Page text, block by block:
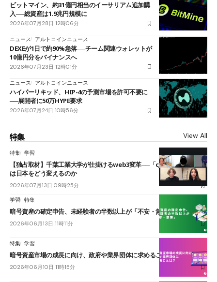
ビットマイン、約31億円相当のイーサリアム追加購
入──総資産は1.9兆円規模に
2026年07月28日 12時06分
ニュース アルトコインニュース
DEXEが1日で約90%急落──チーム関連ウォレットが
10億円分をバイナンスへ
2026年07月23日 12時01分
ニュース アルトコインニュース
ハイパーリキッド、HIP-4の予測市場を許可不要に
──展開者に50万HYPE要求
2026年07月24日 10時56分
特集 View All
特集 学習
【独占取材】千葉工業大学が仕掛けるweb3変革──「cJPY」とAIの融合
は日本をどう変えるのか
2026年07月13日 09時25分
学習 特集
暗号資産の確定申告、未経験者の半数以上が「不安・無理」
2026年06月13日 11時11分
特集 学習
暗号資産市場の成長に向け、政府や業界団体に求めることは？
2026年06月10日 11時15分